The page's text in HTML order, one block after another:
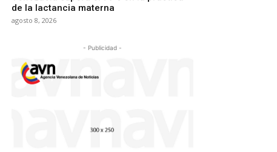
de la lactancia materna
agosto 8, 2026
- Publicidad -